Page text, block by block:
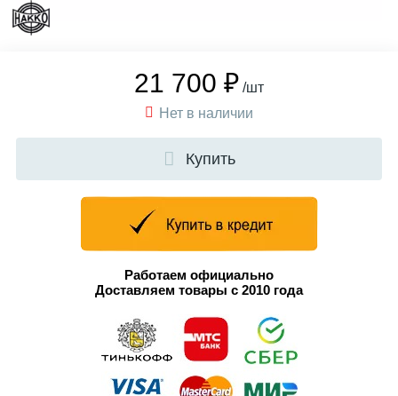
21 700 ₽ /шт
Нет в наличии
Купить
Работаем официально
Доставляем товары с 2010 года